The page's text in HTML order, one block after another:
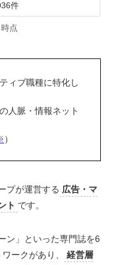
件
点
ィブ職種に特化し
人脈・情報ネット
）
プが運営する 広告・マ
ト です。
ン」といった専門誌を6
ークがあり、
経営層